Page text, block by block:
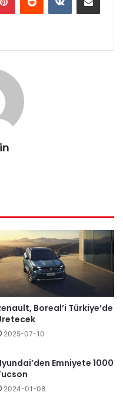
Boreal’i Türkiye’de
2025-07-10
Emniyete 1000
2024-01-08